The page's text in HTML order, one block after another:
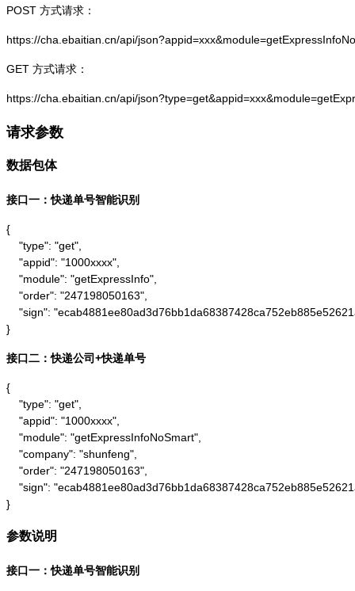
POST 方式请求：
https://cha.ebaitian.cn/api/
GET 方式请求：
https://cha.ebaitian.cn/api/
请求参数
数据包体
接口一：快递单号智能识别
{
    "type": "get",
    "appid": "1000xxxx",
    "module": "getExpressInfo",
    "order": "247198050163",
"sign":
}
接口二：快递公司+快递单号
{
    "type": "get",
    "appid": "1000xxxx",
    "module": "getExpressInfoNoSmart",
    "company": "shunfeng",
    "order": "247198050163",
"sign":
}
参数说明
接口一：快递单号智能识别